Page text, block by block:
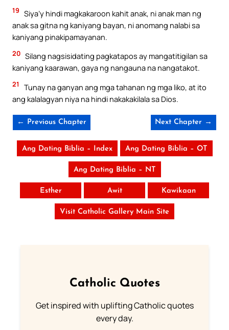
19 Siya’y hindi magkakaroon kahit anak, ni anak man ng
anak sa gitna ng kaniyang bayan, ni anomang nalabi sa
kaniyang pinakipamayanan.
20 Silang nagsisidating pagkatapos ay mangatitigilan sa
kaniyang kaarawan, gaya ng nangauna na nangatakot.
21
Tunay na ganyan ang mga tahanan ng mga liko, at ito
ang kalalagyan niya na hindi nakakakilala sa Dios.
← Previous Chapter Next Chapter →
Ang Dating Biblia – Index Ang Dating Biblia – OT
Ang Dating Biblia – NT
Esther Awit Kawikaan
Visit Catholic Gallery Main Site
Catholic Quotes
Get inspired with uplifting Catholic quotes
every day.